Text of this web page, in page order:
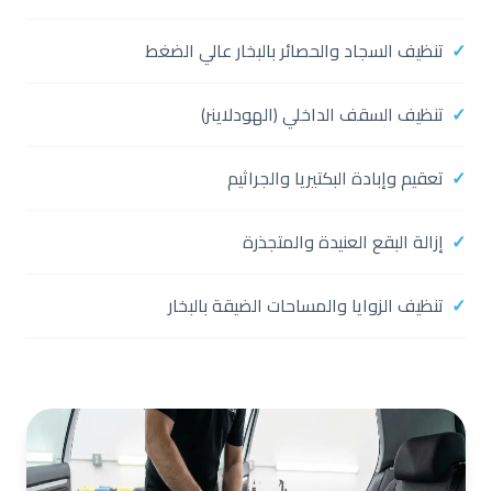
تنظيف السجاد والحصائر بالبخار عالي الضغط
تنظيف السقف الداخلي (الهودلاينر)
تعقيم وإبادة البكتيريا والجراثيم
إزالة البقع العنيدة والمتجذرة
تنظيف الزوايا والمساحات الضيقة بالبخار